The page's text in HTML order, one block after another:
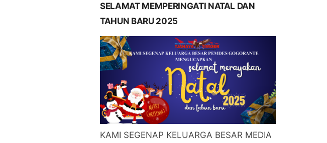
SELAMAT MEMPERINGATI NATAL DAN
TAHUN BARU 2025
KAMI SEGENAP KELUARGA BESAR MEDIA